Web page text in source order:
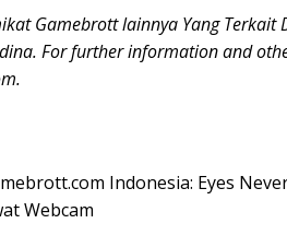
Gamebrott lainnya Yang
For further information and
.
Indonesia: Eyes
Webcam